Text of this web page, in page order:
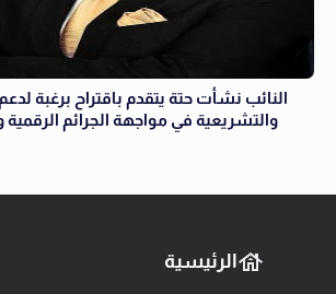
النائب نشأت حتة يتقدم باقتراح برغبة
والتشريعية في مواجهة الجرائم الرقمية
الرئيسية